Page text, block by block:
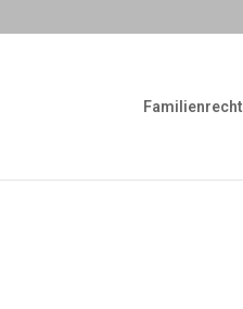
Familienrecht